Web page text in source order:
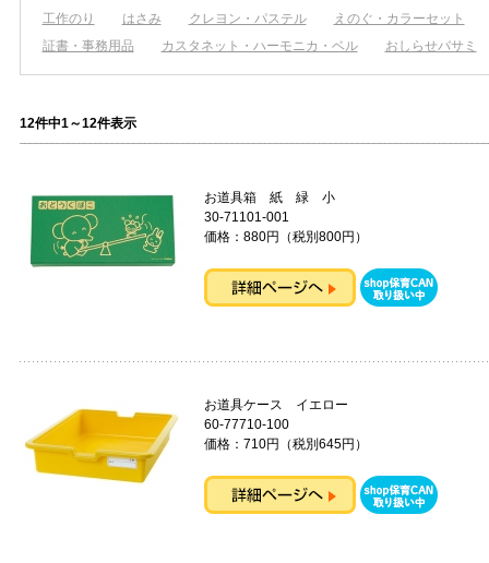
工作のり
はさみ クレヨン・パステル
えのぐ・カラーセット
証書・事務用品
カスタネット・ハーモニカ・ベル おしらせバサミ
12件中1～12件表示
お道具箱 紙 緑 小
30-71101-001
価格：880円（税別800円）
お道具ケース イエロー
60-77710-100
価格：710円（税別645円）